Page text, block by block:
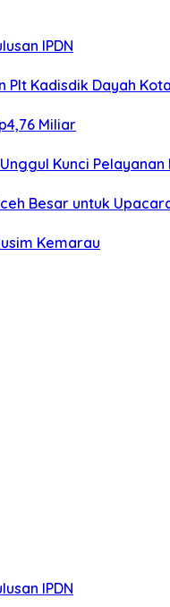
IPDN
Kadisdik Dayah
Miliar
Kunci
Besar untuk
Kemarau
IPDN